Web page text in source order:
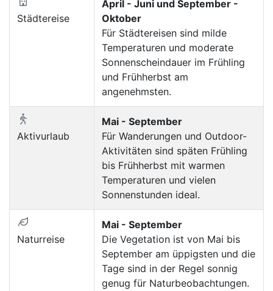
Städtereise
April - Juni und September -
Oktober
Für Städtereisen sind milde
Temperaturen und moderate
Sonnenscheindauer im Frühling
und Frühherbst am
angenehmsten.
Aktivurlaub
Mai - September
Für Wanderungen und Outdoor-
Aktivitäten sind späten Frühling
bis Frühherbst mit warmen
Temperaturen und vielen
Sonnenstunden ideal.
Naturreise
Mai - September
Die Vegetation ist von Mai bis
September am üppigsten und die
Tage sind in der Regel sonnig
genug für Naturbeobachtungen.